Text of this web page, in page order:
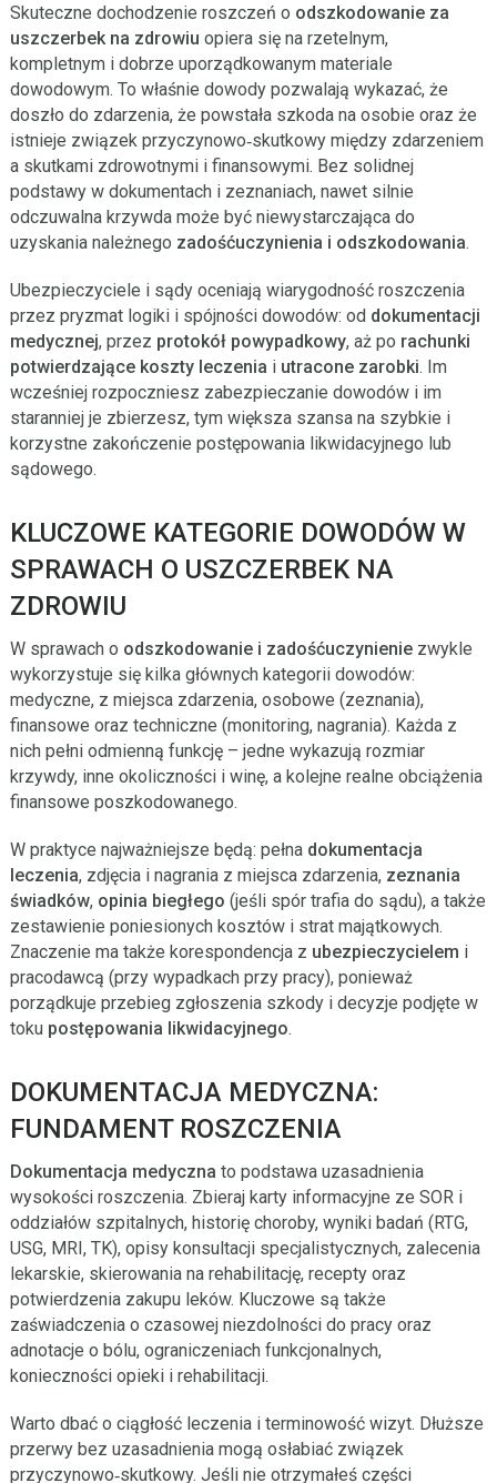
Skuteczne dochodzenie roszczeń o odszkodowanie za
uszczerbek na zdrowiu opiera się na rzetelnym,
kompletnym i dobrze uporządkowanym materiale
dowodowym. To właśnie dowody pozwalają wykazać, że
doszło do zdarzenia, że powstała szkoda na osobie oraz że
istnieje związek przyczynowo‑skutkowy między zdarzeniem
a skutkami zdrowotnymi i finansowymi. Bez solidnej
podstawy w dokumentach i zeznaniach, nawet silnie
odczuwalna krzywda może być niewystarczająca do
uzyskania należnego zadośćuczynienia i odszkodowania.
Ubezpieczyciele i sądy oceniają wiarygodność roszczenia
przez pryzmat logiki i spójności dowodów: od dokumentacji
medycznej, przez protokół powypadkowy, aż po rachunki
potwierdzające koszty leczenia i utracone zarobki. Im
wcześniej rozpoczniesz zabezpieczanie dowodów i im
staranniej je zbierzesz, tym większa szansa na szybkie i
korzystne zakończenie postępowania likwidacyjnego lub
sądowego.
KLUCZOWE KATEGORIE DOWODÓW W
SPRAWACH O USZCZERBEK NA
ZDROWIU
W sprawach o odszkodowanie i zadośćuczynieniezwykle
wykorzystuje się kilka głównych kategorii dowodów:
medyczne, z miejsca zdarzenia, osobowe (zeznania),
finansowe oraz techniczne (monitoring, nagrania). Każda z
nich pełni odmienną funkcję – jedne wykazują rozmiar
krzywdy, inne okoliczności i winę, a kolejne realne obciążenia
finansowe poszkodowanego.
W praktyce najważniejsze będą: pełna dokumentacja
leczenia, zdjęcia i nagrania z miejsca zdarzenia, zeznania
świadków, opinia biegłego (jeśli spór trafia do sądu), a także
zestawienie poniesionych kosztów i strat majątkowych.
Znaczenie ma także korespondencja z ubezpieczycielem i
pracodawcą (przy wypadkach przy pracy), ponieważ
porządkuje przebieg zgłoszenia szkody i decyzje podjęte w
toku postępowania likwidacyjnego.
DOKUMENTACJA MEDYCZNA:
FUNDAMENT ROSZCZENIA
Dokumentacja medyczna to podstawa uzasadnienia
wysokości roszczenia. Zbieraj karty informacyjne ze SOR i
oddziałów szpitalnych, historię choroby, wyniki badań (RTG,
USG, MRI, TK), opisy konsultacji specjalistycznych, zalecenia
lekarskie, skierowania na rehabilitację, recepty oraz
potwierdzenia zakupu leków. Kluczowe są także
zaświadczenia o czasowej niezdolności do pracy oraz
adnotacje o bólu, ograniczeniach funkcjonalnych,
konieczności opieki i rehabilitacji.
Warto dbać o ciągłość leczenia i terminowość wizyt. Dłuższe
przerwy bez uzasadnienia mogą osłabiać związek
przyczynowo‑skutkowy. Jeśli nie otrzymałeś części